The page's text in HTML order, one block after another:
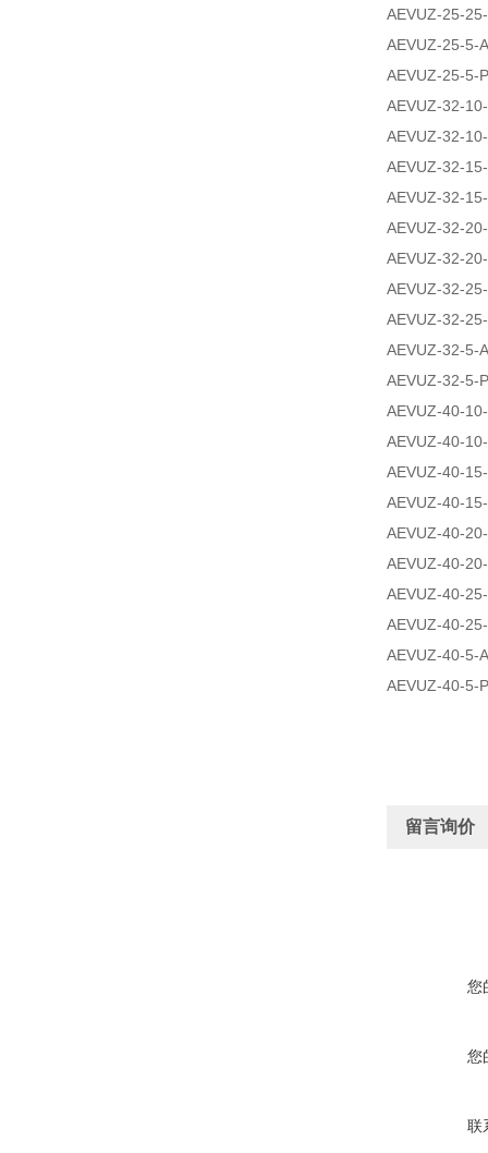
AEVUZ-25-
AEVUZ-25-5-
AEVUZ-25-5-
AEVUZ-32-
AEVUZ-32-
AEVUZ-32-
AEVUZ-32-
AEVUZ-32-
AEVUZ-32-
AEVUZ-32-
AEVUZ-32-
AEVUZ-32-5-
AEVUZ-32-5-
AEVUZ-40-
AEVUZ-40-
AEVUZ-40-
AEVUZ-40-
AEVUZ-40-
AEVUZ-40-
AEVUZ-40-
AEVUZ-40-
AEVUZ-40-5-
AEVUZ-40-5-
留言询价
您
您
联